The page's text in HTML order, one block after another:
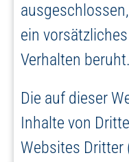
ein
Verhalten beruht.
Die auf dieser
Inhalte von
Websites Dritter